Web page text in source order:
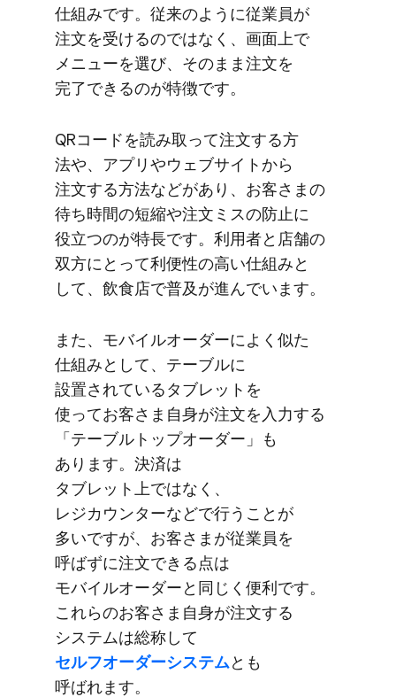
仕組みです。​従来のように​従業員が​
注文を​受けるのではなく、​画面上で​
メニューを​選び、​そのまま​注文を​
完了できるのが​特徴です。
QRコードを​読み取って​注文する​方​
法や、​アプリや​ウェブサイトから​
注文する​方​法などが​あり、​お客さまの​
待ち時間の​短縮や​注文ミスの​防止に​
役立つのが​特長です。​利用者と​店舗の​
双方に​とって​利便性の​高い​仕組みと​
して、​飲食店で​普及が​進んでいます。
また、​モバイルオーダーに​よく​似た​
仕組みと​して、​テーブルに​​
設置されている​​タブレットを​
使ってお客さま​自身が​​注文を​入力する​
「テーブルトップオーダー」も​
あります。​決済は​
タブレット上ではなく、​
レジカウンターなどで​行うことが​
多いですが、​お客さまが​従業員を​
呼ばずに​注文できる点は​
モバイルオーダーと​同じく​便利です。​
これらの​お客さま​自身が​注文する​
システムは​総称して
セルフオーダーシステムとも​
呼ばれます。